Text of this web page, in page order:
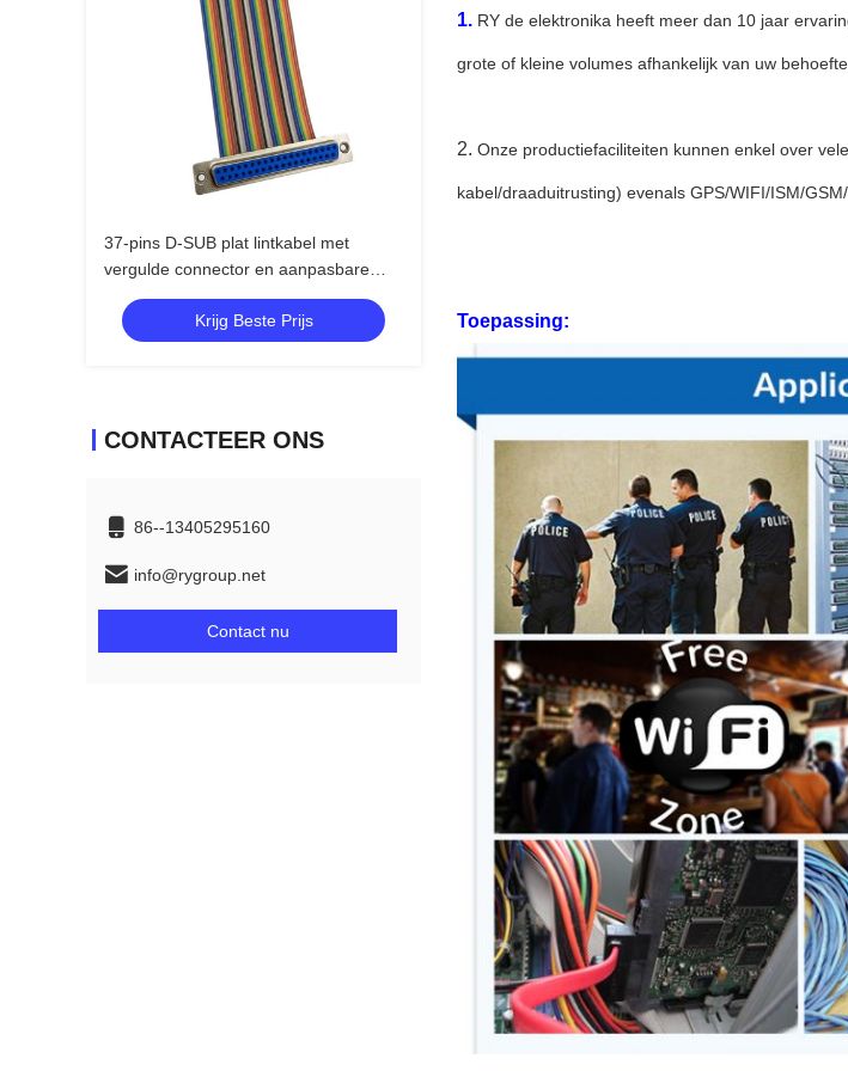
37-pins D-SUB plat lintkabel met
vergulde connector en aanpasbare
lengte DB37 PIN connector
kabelassemblageKrijg Beste Prijs
CONTACTEER ONS
86--13405295160
info@rygroup.net
Contact nu
1. RY de elektronika heeft meer dan 10 jaar
grote of kleine volumes afhankelijk van uw
2. Onze productiefaciliteiten kunnen enkel over
kabel/draaduitrusting) evenals GPS/WIFI/ISM/
Toepassing: